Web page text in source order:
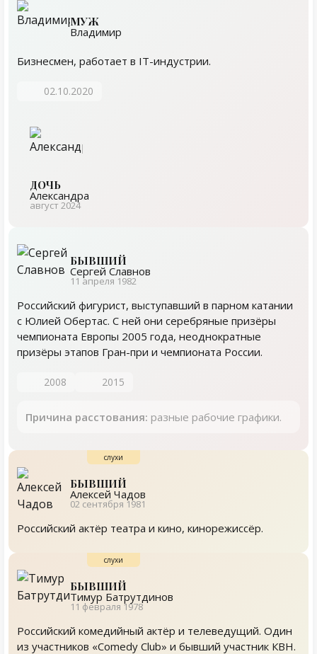
МУЖ
Владимир
Бизнесмен, работает в IT-индустрии.
02.10.2020
ДОЧЬ
Александра
август 2024
БЫВШИЙ
Сергей Славнов
11 апреля 1982
Российский фигурист, выступавший в парном катании
с Юлией Обертас. С ней они серебряные призёры
чемпионата Европы 2005 года, неоднократные
призёры этапов Гран-при и чемпионата России.
2008 2015
Причина расстования: разные рабочие графики.
БЫВШИЙ
Алексей Чадов
02 сентября 1981
Российский актёр театра и кино, кинорежиссёр.
БЫВШИЙ
Тимур Батрутдинов
11 февраля 1978
Российский комедийный актёр и телеведущий. Один
из участников «Comedy Club» и бывший участник КВН.